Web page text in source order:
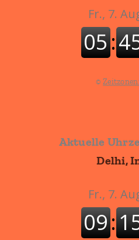
©
Aktuelle
Delhi,